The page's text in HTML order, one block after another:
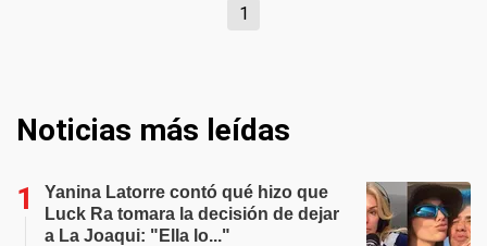
1
Noticias más leídas
Yanina Latorre contó qué hizo que
Luck Ra tomara la decisión de dejar
a La Joaqui: "Ella lo..."